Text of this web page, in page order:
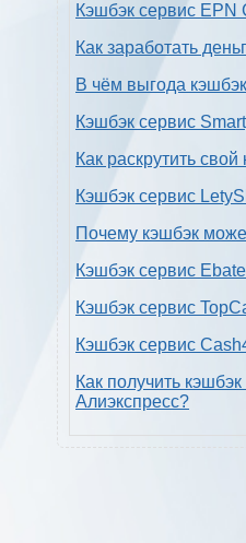
Кэшбэк сервис EPN
Как заработать
В чём выгода
Кэшбэк сервис
Как раскрутить
Кэшбэк сервис
Почему кэшбэк
Кэшбэк сервис
Кэшбэк сервис
Кэшбэк сервис
Как получить
Алиэкспресс?